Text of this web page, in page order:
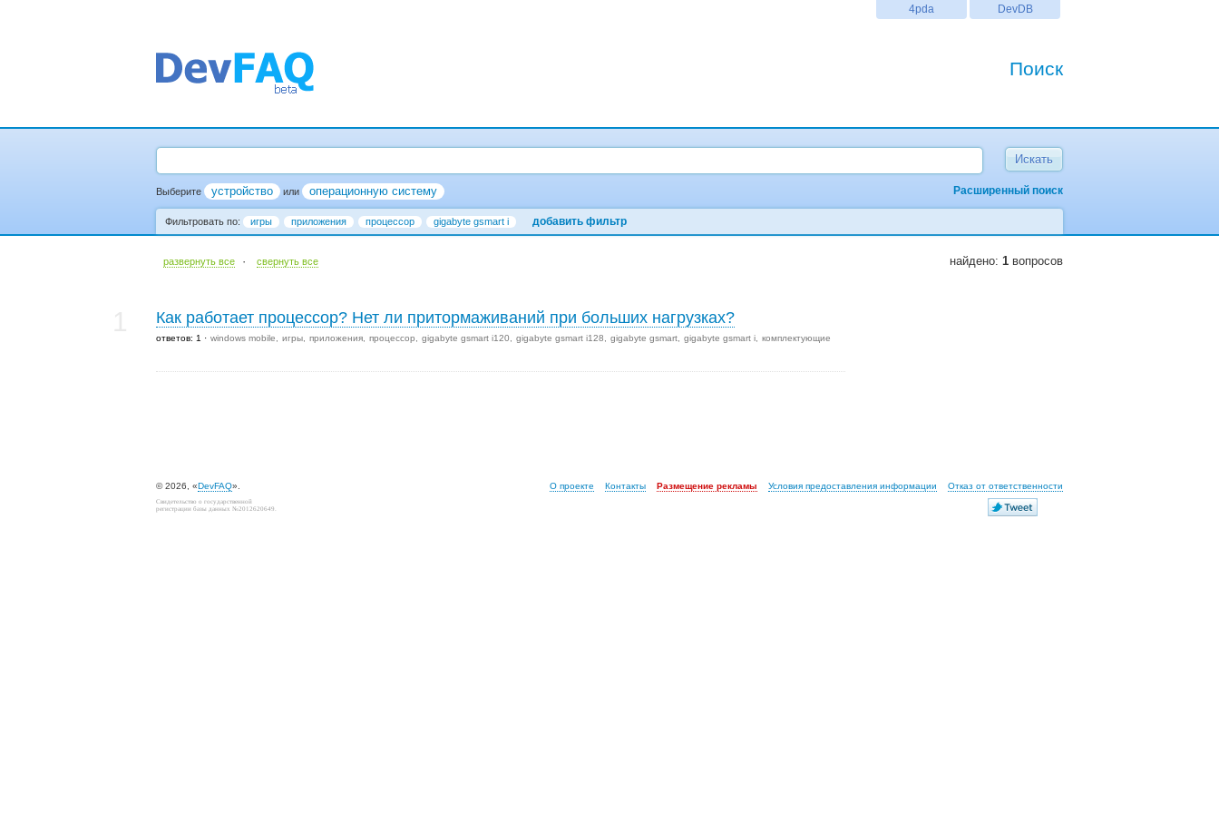
DevDB
4pda
Поиск
Выберите устройство Расширенный поиск
или операционную систему
Фильтровать по: игры приложения процессор gigabyte gsmart i добавить фильтр
развернуть все · cвернуть все найдено: 1 вопросов
Как работает процессор? Нет ли притормаживаний при больших нагрузках?
ответов: 1 windows mobile игры приложения процессор gigabyte gsmart i120 gigabyte gsmart i128 gigabyte gsmart gigabyte gsmart i комплектующие
© 2026, «DevFAQ». О проекте Контакты Размещение рекламы Условия предоставления информации Отказ от ответственности
Свидетельство о государственной
регистрации базы данных №2012620649.